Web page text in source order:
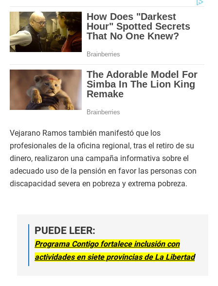
Vejarano Ramos también manifestó que los
profesionales de la oficina regional, tras el retiro de su
dinero, realizaron una campaña informativa sobre el
adecuado uso de la pensión en favor las personas con
discapacidad severa en pobreza y extrema pobreza.
PUEDE LEER:
Programa Contigo fortalece inclusión con
actividades en siete provincias de La Libertad